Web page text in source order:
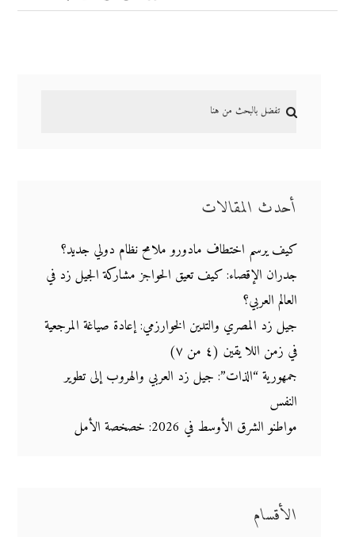
أحدث المقالات
كيف يرسم اختطاف مادورو ملامح نظام دولي جديد؟
جدران الإقصاء: كيف تعيق الحواجز مشاركة الجيل زد في
العالم العربي؟
جيل زد المصري والتدين الخوارزمي: إعادة صياغة المرجعية
في زمن اللا يقين (٤ من ٧)
جمهورية “الذات”: جيل زد العربي والهروب إلى تطوير
النفس
مواطنو الشرق الأوسط في 2026: خصخصة الأمل
الأقسام